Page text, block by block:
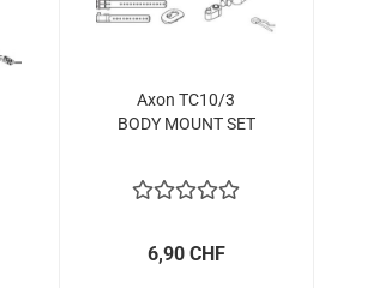
Axon TC10/3
BODY MOUNT SET
6,90 CHF